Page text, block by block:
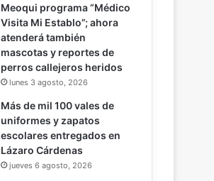
Meoqui programa “Médico
Visita Mi Establo”; ahora
atenderá también
mascotas y reportes de
perros callejeros heridos
lunes 3 agosto, 2026
Más de mil 100 vales de
uniformes y zapatos
escolares entregados en
Lázaro Cárdenas
jueves 6 agosto, 2026